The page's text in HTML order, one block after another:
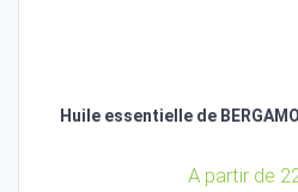
Huile essentielle de
A partir de